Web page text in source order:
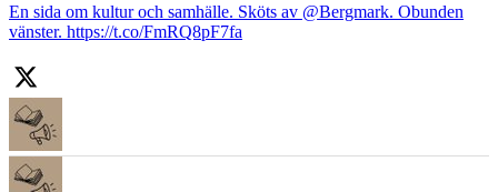
En sida om kultur och samhälle. Sköts av @Bergmark. Obunden
vänster. https://t.co/FmRQ8pF7fa